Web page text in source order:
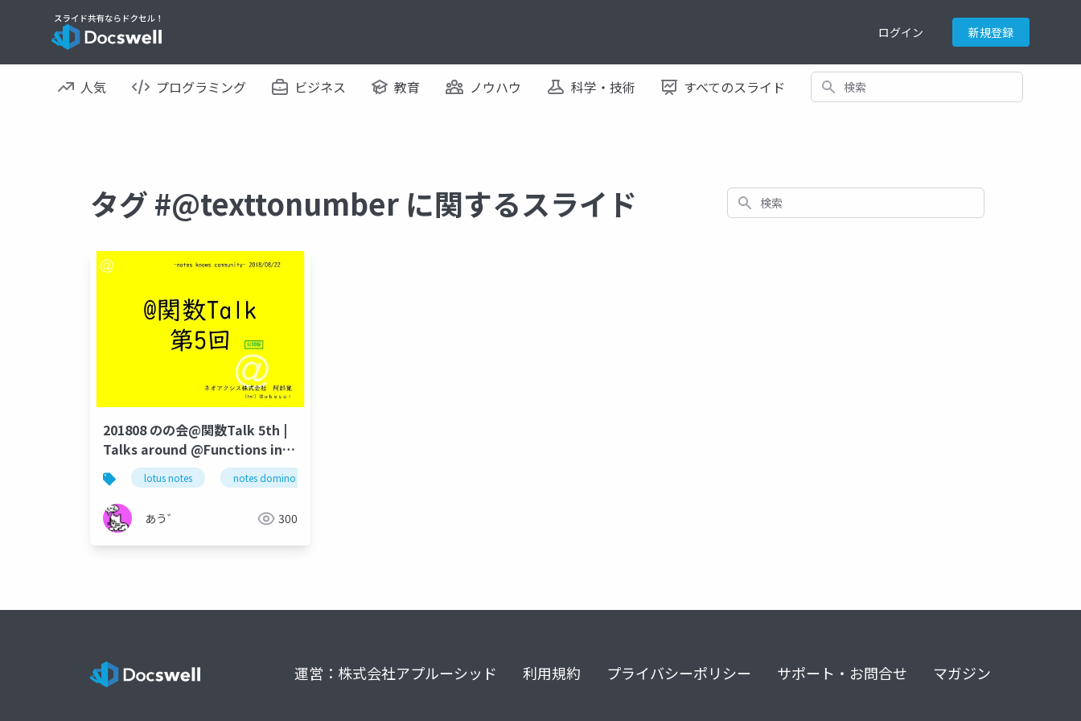
ログイン 新規登録
人気 プログラミング ビジネス 教育 ノウハウ 科学・技術 すべてのスライド 検索
タグ #@texttonumber に関するスライド 検索
201808 のの会@関数Talk 5th |
Talks around @Functions in
Notes and Domino
lotus notes notes domino
あう゛ 300
運営：株式会社アプルーシッド 利用規約 プライバシーポリシー サポート・お問合せ マガジン